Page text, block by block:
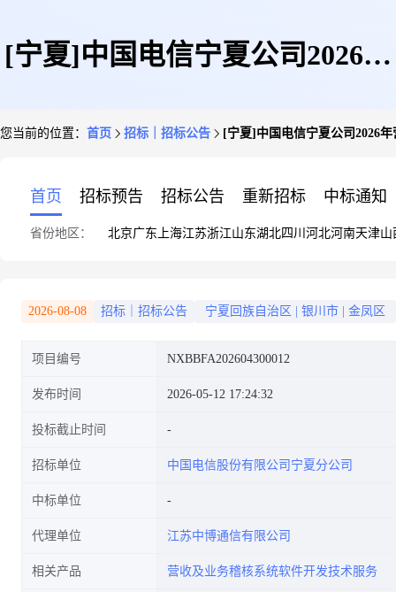
[宁夏]中国电信宁夏公司2026年
您当前的位置： 首页 招标｜招标公告 [宁夏]中国电信宁夏公司2026
首页 招标预告 招标公告 重新招标 中标通知
省份地区： 北京广东 上海江苏浙江山东湖北四川 河北河南天津山
2026-08-08 招标｜招标公告 宁夏回族自治区 银川市 金凤区
项目编号 NXBBFA202604300012
发布时间 2026-05-12 17:24:32
投标截止时间
招标单位 中国电信股份有限公司宁夏分公司
中标单位
代理单位 江苏中博通信有限公司
相关产品 营收及业务稽核系统软件开发技术服务